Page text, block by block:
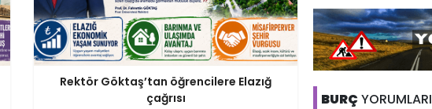
Rektör Göktaş’tan öğrencilere Elazığ
çağrısı
BURÇ YORUMLARI